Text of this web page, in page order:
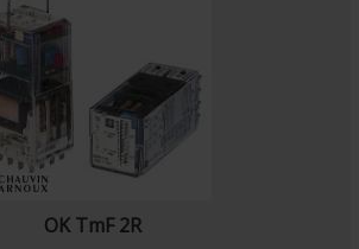
OK TmF 2R